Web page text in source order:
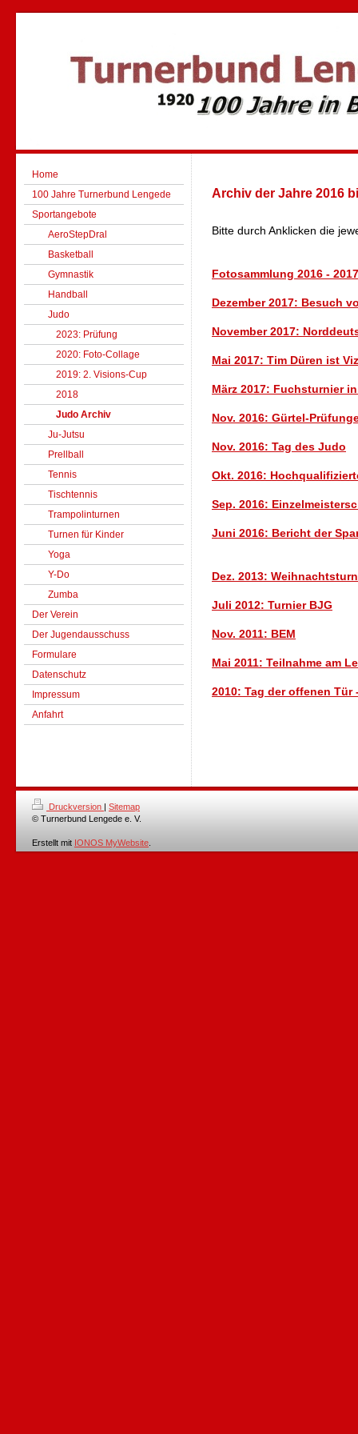
Home
100 Jahre Turnerbund Lengede
Sportangebote
AeroStepDral
Basketball
Gymnastik
Handball
Judo
2023: Prüfung
2020: Foto-Collage
2019: 2. Visions-Cup
2018
Judo Archiv
Ju-Jutsu
Prellball
Tennis
Tischtennis
Trampolinturnen
Turnen für Kinder
Yoga
Y-Do
Zumba
Der Verein
Der Jugendausschuss
Formulare
Datenschutz
Impressum
Anfahrt
Archiv der Jahre 2016
Bitte durch Anklicken die
Fotosammlung 2016 - 2017
Dezember 2017: Besuch
November 2017:
Mai 2017: Tim Düren ist
März 2017: Fuchsturnier
Nov. 2016: Gürtel-
Nov. 2016: Tag des Judo
Okt. 2016:
Sep. 2016:
Juni 2016: Bericht der
Dez. 2013:
Juli 2012: Turnier BJG
Nov. 2011: BEM
Mai 2011: Teilnahme am
2010: Tag der offenen Tür
Druckversion | Sitemap
© Turnerbund Lengede e. V.
Erstellt mit IONOS MyWebsite